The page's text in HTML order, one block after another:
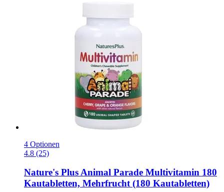
4 Optionen
4.8 (25)
Nature's PlusAnimal Parade Multivitamin 180
Kautabletten, Mehrfrucht (180 Kautabletten)